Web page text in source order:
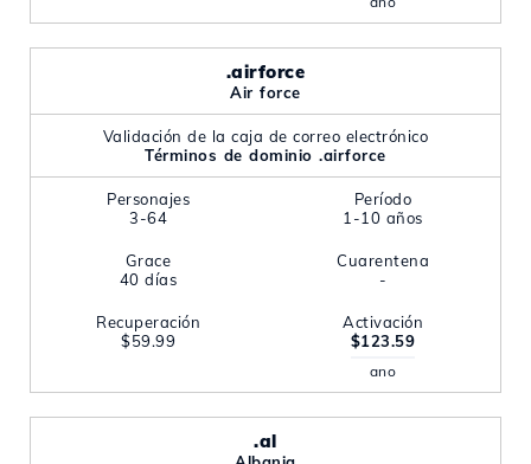
.airforce
Air force
Validación de la caja de correo electrónico
Términos de dominio .airforce
Personajes
3-64
Período
1-10 años
Grace
40 días
Cuarentena
-
Recuperación
$59.99
Activación
$123.59
ano
.al